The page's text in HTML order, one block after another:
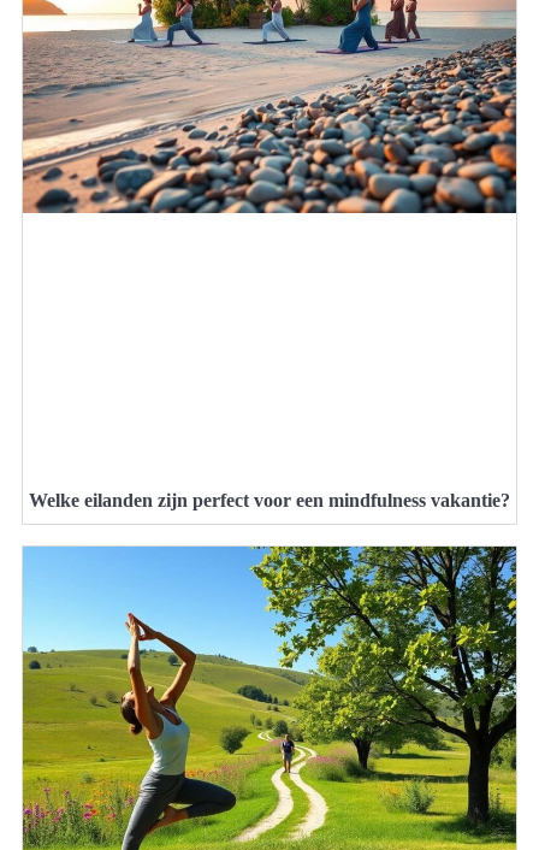
Welke eilanden zijn perfect voor een mindfulness vakantie?